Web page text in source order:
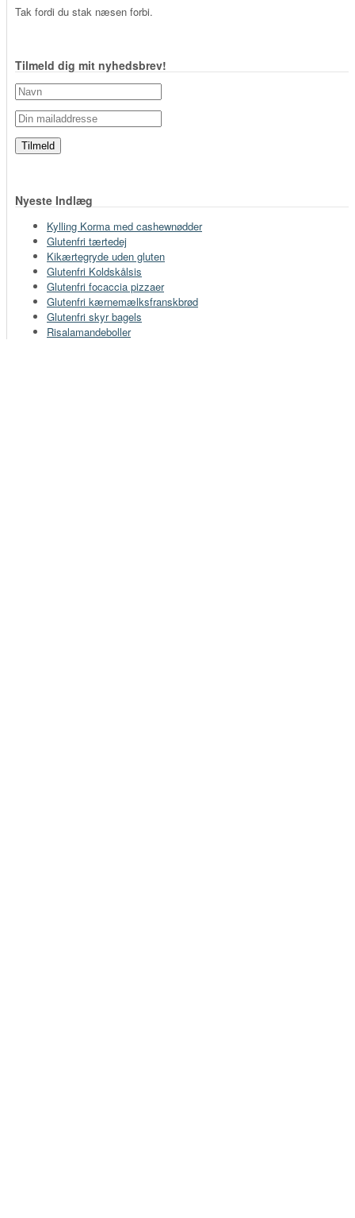
Tak fordi du stak næsen forbi.
Tilmeld dig mit nyhedsbrev!
Nyeste Indlæg
Kylling Korma med cashewnødder
Glutenfri tærtedej
Kikærtegryde uden gluten
Glutenfri Koldskålsis
Glutenfri focaccia pizzaer
Glutenfri kærnemælksfranskbrød
Glutenfri skyr bagels
Risalamandeboller